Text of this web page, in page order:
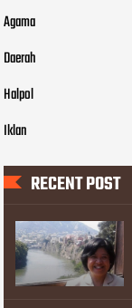
Agama
Daerah
Halpol
Iklan
RECENT POST